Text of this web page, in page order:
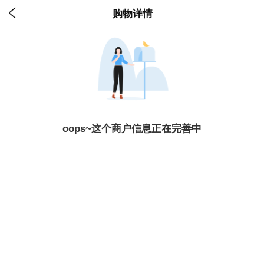
 购物详情
oops~这个商户信息正在完善中